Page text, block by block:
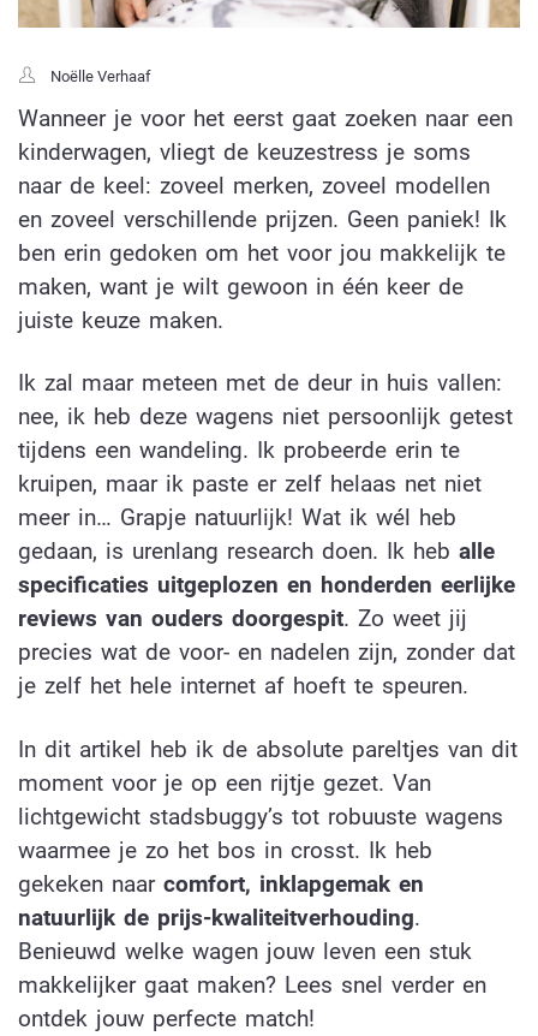
Noëlle Verhaaf
Wanneer je voor het eerst gaat zoeken naar een
kinderwagen, vliegt de keuzestress je soms
naar de keel: zoveel merken, zoveel modellen
en zoveel verschillende prijzen. Geen paniek! Ik
ben erin gedoken om het voor jou makkelijk te
maken, want je wilt gewoon in één keer de
juiste keuze maken.
Ik zal maar meteen met de deur in huis vallen:
nee, ik heb deze wagens niet persoonlijk getest
tijdens een wandeling. Ik probeerde erin te
kruipen, maar ik paste er zelf helaas net niet
meer in… Grapje natuurlijk! Wat ik wél heb
gedaan, is urenlang research doen. Ik heb alle
specificaties uitgeplozen en honderden eerlijke
reviews van ouders doorgespit. Zo weet jij
precies wat de voor- en nadelen zijn, zonder dat
je zelf het hele internet af hoeft te speuren.
In dit artikel heb ik de absolute pareltjes van dit
moment voor je op een rijtje gezet. Van
lichtgewicht stadsbuggy’s tot robuuste wagens
waarmee je zo het bos in crosst. Ik heb
gekeken naar comfort, inklapgemak en
natuurlijk de prijs-kwaliteitverhouding.
Benieuwd welke wagen jouw leven een stuk
makkelijker gaat maken? Lees snel verder en
ontdek jouw perfecte match!